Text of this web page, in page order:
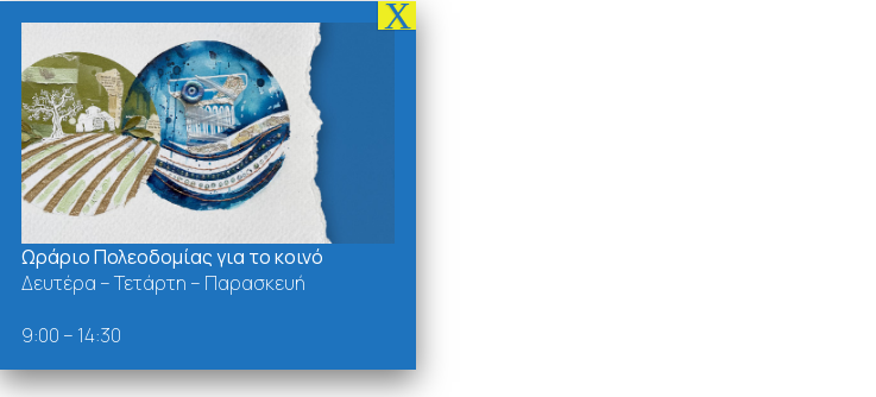
Ωράριο Πολεοδομίας για το κοινό
Δευτέρα – Τετάρτη – Παρασκευή
9:00 – 14:30